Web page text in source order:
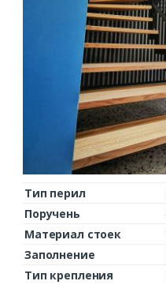
Тип перил
Поручень
Материал стоек
Заполнение
Тип крепления